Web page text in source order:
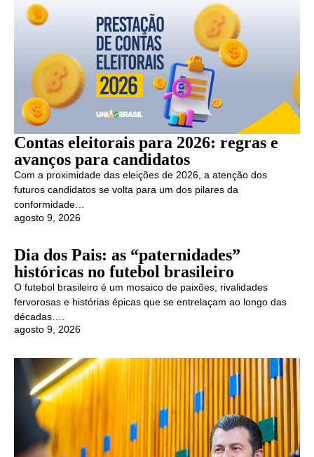
Contas eleitorais para 2026: regras e
avanços para candidatos
Com a proximidade das eleições de 2026, a atenção dos
futuros candidatos se volta para um dos pilares da
conformidade…
agosto 9, 2026
Dia dos Pais: as “paternidades”
históricas no futebol brasileiro
O futebol brasileiro é um mosaico de paixões, rivalidades
fervorosas e histórias épicas que se entrelaçam ao longo das
décadas….
agosto 9, 2026